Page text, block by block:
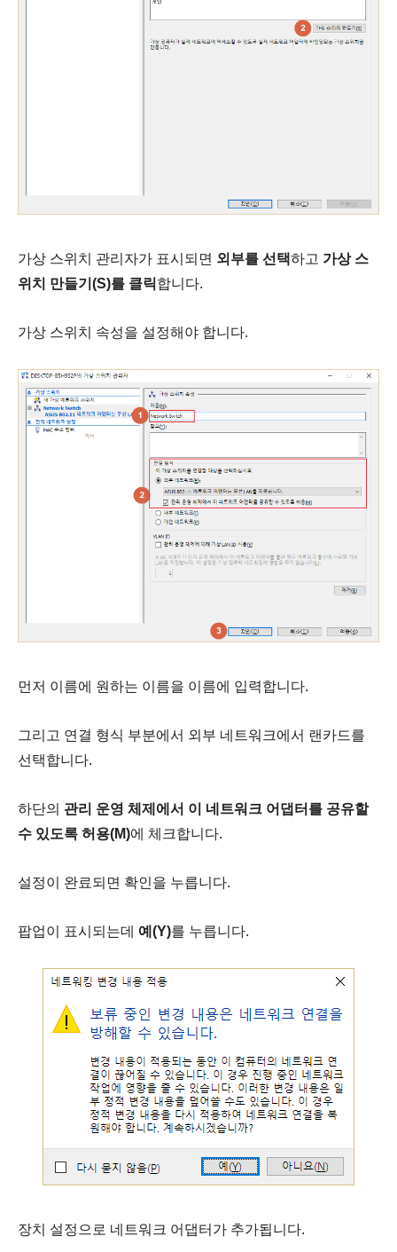
가상 스위치 관리자가 표시되면 외부를 선택하고 가상 스
위치 만들기(S)를 클릭합니다.
가상 스위치 속성을 설정해야 합니다.
먼저 이름에 원하는 이름을 이름에 입력합니다.
그리고 연결 형식 부분에서 외부 네트워크에서 랜카드를
선택합니다.
하단의 관리 운영 체제에서 이 네트워크 어댑터를 공유할
수 있도록 허용(M)에 체크합니다.
설정이 완료되면 확인을 누릅니다.
팝업이 표시되는데 예(Y)를 누릅니다.
장치 설정으로 네트워크 어댑터가 추가됩니다.